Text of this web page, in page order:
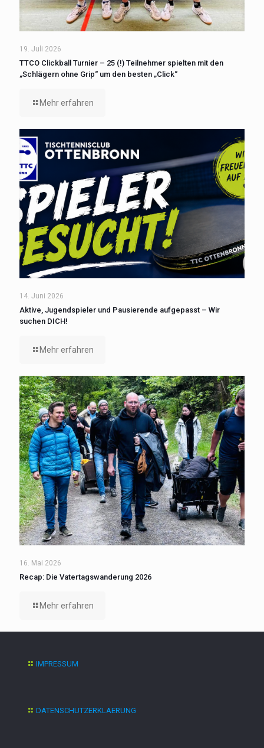
19. Juli 2026
TTCO Clickball Turnier – 25 (!) Teilnehmer spielten mit den
„Schlägern ohne Grip“ um den besten „Click“
Mehr erfahren
14. Juni 2026
Aktive, Jugendspieler und Pausierende aufgepasst – Wir
suchen DICH!
Mehr erfahren
16. Mai 2026
Recap: Die Vatertagswanderung 2026
Mehr erfahren
IMPRESSUM
DATENSCHUTZERKLAERUNG